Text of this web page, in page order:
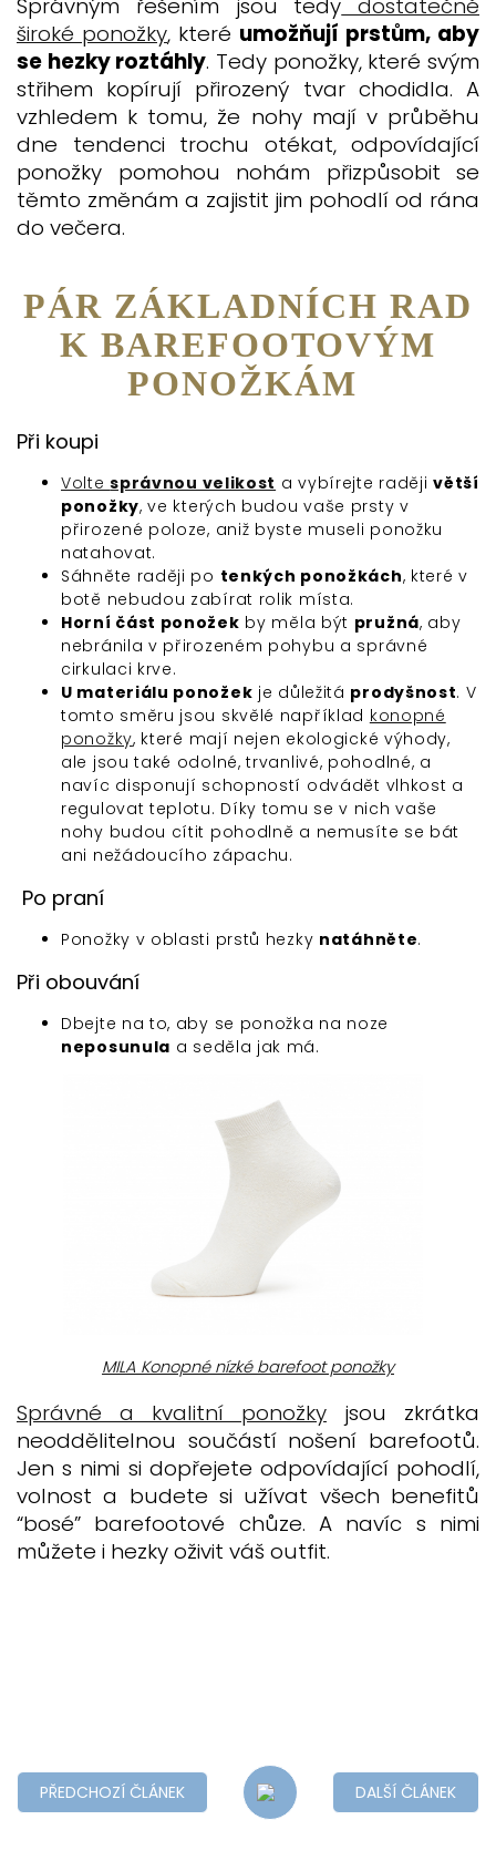
Správným řešením jsou tedy dostatečně
široké ponožky, které umožňují prstům, aby
se hezky roztáhly. Tedy ponožky, které svým
střihem kopírují přirozený tvar chodidla. A
vzhledem k tomu, že nohy mají v průběhu
dne tendenci trochu otékat, odpovídající
ponožky pomohou nohám přizpůsobit se
těmto změnám a zajistit jim pohodlí od rána
do večera.
PÁR ZÁKLADNÍCH RAD
K BAREFOOTOVÝM
PONOŽKÁM
Při koupi
Voltesprávnou velikost a vybírejte radějivětší
ponožky, ve kterých budou vaše prsty v
přirozené poloze, aniž byste museli ponožku
natahovat.
Sáhněte raději po tenkých ponožkách, které v
botě nebudou zabírat rolik místa.
Horní část ponožek by měla být pružná, aby
nebránila v přirozeném pohybu a správné
cirkulaci krve.
U materiálu ponožek je důležitá prodyšnost. V
tomto směru jsou skvělé například konopné
ponožky, které mají nejen ekologické výhody,
ale jsou také odolné, trvanlivé, pohodlné, a
navíc disponují schopností odvádět vlhkost a
regulovat teplotu. Díky tomu se v nich vaše
nohy budou cítit pohodlně a nemusíte se bát
ani nežádoucího zápachu.
Po praní
Ponožky v oblasti prstů hezky natáhněte.
Při obouvání
Dbejte na to, aby se ponožka na noze
neposunula a seděla jak má.
MILA Konopné nízké barefoot ponožky
Správné a kvalitní ponožky jsou zkrátka
neoddělitelnou součástí nošení barefootů.
Jen s nimi si dopřejete odpovídající pohodlí,
volnost a budete si užívat všech benefitů
“bosé” barefootové chůze. A navíc s nimi
můžete i hezky oživit váš outfit.
PŘEDCHOZÍ ČLÁNEK DALŠÍ ČLÁNEK